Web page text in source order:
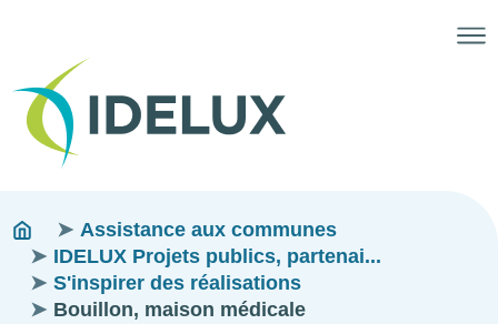
Fils
d'ariane
You
are
here:
Assistance aux communes
IDELUX Projets publics, partenai...
S'inspirer des réalisations
Bouillon, maison médicale